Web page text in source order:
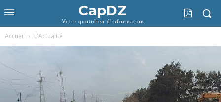
CapDZ
Votre quotidien d'information
Accueil L'Actualité